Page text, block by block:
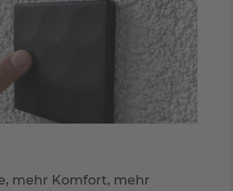
mehr Komfort, mehr